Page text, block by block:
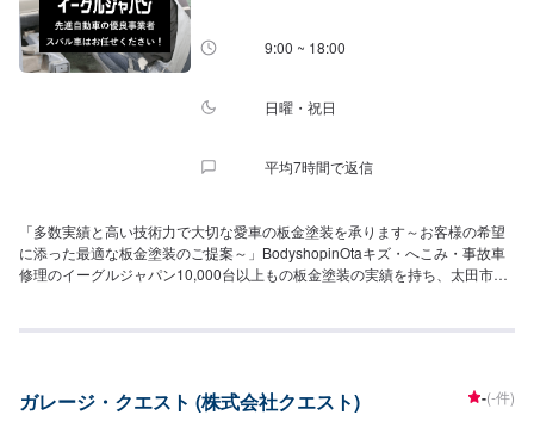
9:00 ~ 18:00
日曜・祝日
平均7時間で返信
「多数実績と高い技術力で大切な愛車の板金塗装を承ります～お客様の希望
に添った最適な板金塗装のご提案～」BodyshopinOtaキズ・へこみ・事故車
修理のイーグルジャパン10,000台以上もの板金塗装の実績を持ち、太田市や
様の大切な思い出を乗せた日常を彩る大切な相棒であり、熟練の職人が一つ
で、長年培った技術力を駆使して最適な方法のご提案をさせていただきま
ガレージ・クエスト (株式会社クエスト) -(-件)